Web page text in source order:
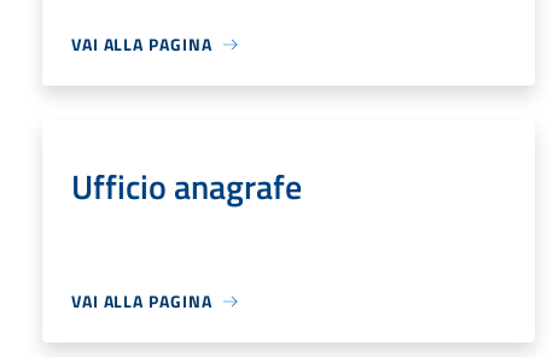
VAI ALLA PAGINA
Ufficio anagrafe
VAI ALLA PAGINA